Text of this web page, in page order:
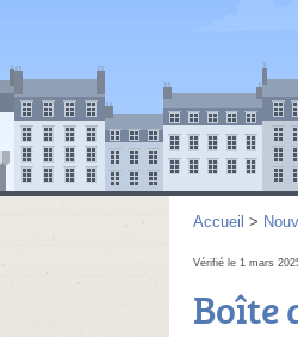
Accueil >
Vérifié le 1 mars
Boîte